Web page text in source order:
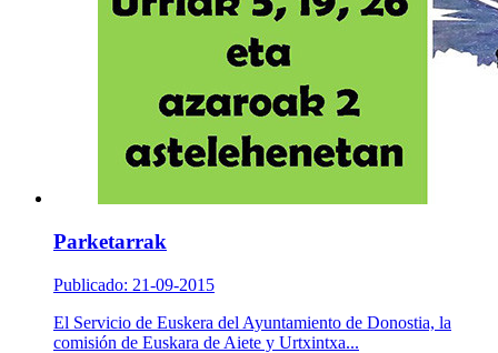
Parketarrak
Publicado: 21-09-2015
El Servicio de Euskera del Ayuntamiento de Donostia, la
comisión de Euskara de Aiete y Urtxintxa...